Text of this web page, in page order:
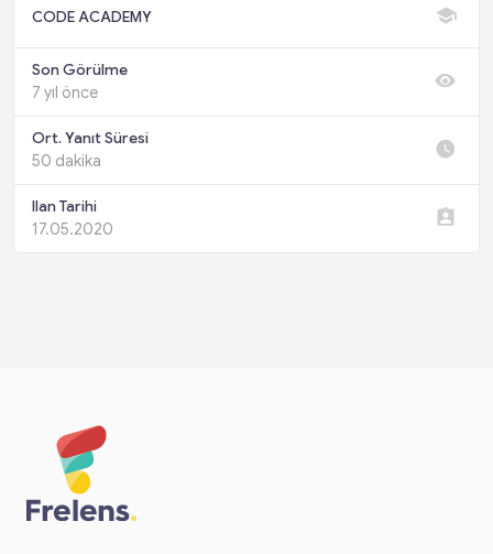
CODE ACADEMY
Son Görülme
7 yıl önce
Ort. Yanıt Süresi
50 dakika
Ilan Tarihi
17.05.2020